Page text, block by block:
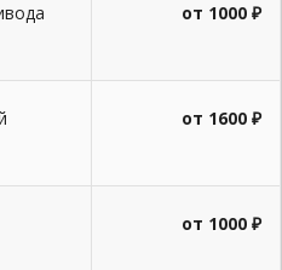
от 1000 ₽
от 1600 ₽
от 1000 ₽